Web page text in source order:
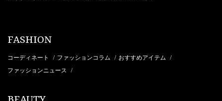
FASHION
コーディネート / ファッションコラム / おすすめアイテム /
ファッションニュース /